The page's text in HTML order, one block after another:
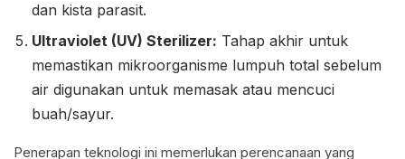
dan kista parasit.
Ultraviolet (UV) Sterilizer: Tahap akhir untuk
memastikan mikroorganisme lumpuh total sebelum
air digunakan untuk memasak atau mencuci
buah/sayur.
Penerapan teknologi ini memerlukan perencanaan yang